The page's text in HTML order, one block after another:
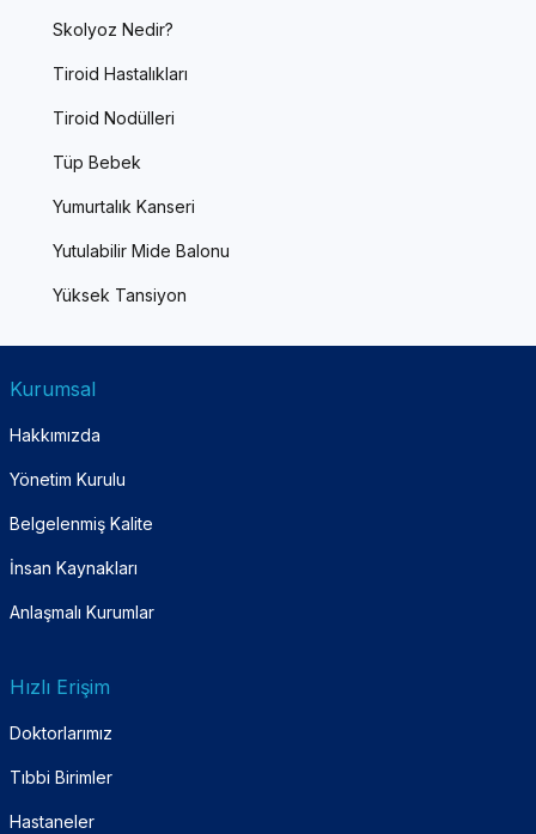
Skolyoz Nedir?
Tiroid Hastalıkları
Tiroid Nodülleri
Tüp Bebek
Yumurtalık Kanseri
Yutulabilir Mide Balonu
Yüksek Tansiyon
Kurumsal
Hakkımızda
Yönetim Kurulu
Belgelenmiş Kalite
İnsan Kaynakları
Anlaşmalı Kurumlar
Hızlı Erişim
Doktorlarımız
Tıbbi Birimler
Hastaneler